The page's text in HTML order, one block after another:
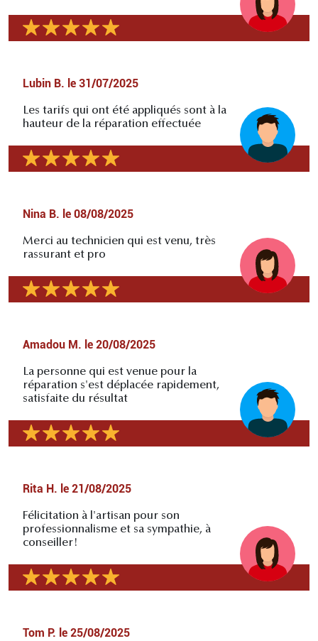
Lubin B. le 31/07/2025
Les tarifs qui ont été appliqués sont à la
hauteur de la réparation effectuée
Nina B. le 08/08/2025
Merci au technicien qui est venu, très
rassurant et pro
Amadou M. le 20/08/2025
La personne qui est venue pour la
réparation s'est déplacée rapidement,
satisfaite du résultat
Rita H. le 21/08/2025
Félicitation à l'artisan pour son
professionnalisme et sa sympathie, à
conseiller!
Tom P. le 25/08/2025